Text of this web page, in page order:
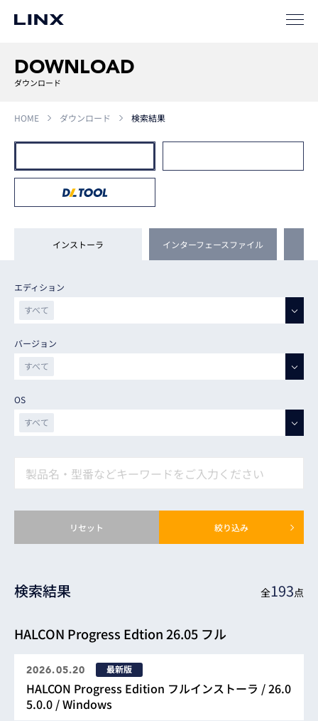
DOWNLOAD
ダウンロード
HOME ダウンロード 検索結果
インストーラ インターフェースファイル
エディション
すべて
すべて
Progress
Steady
バージョン
すべて
すべて
25.11
23.11
22.11
22.05
21.05
20.11
OS
すべて
すべて
Linux arm
Mac
リセット 絞り込み
検索結果 全193点
HALCON Progress Edtion 26.05 フル
2026.05.20 最新版
HALCON Progress Edition フルインストーラ / 26.0
5.0.0 / Windows